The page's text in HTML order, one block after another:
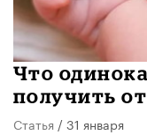
Что
получить
Статья / 31 января